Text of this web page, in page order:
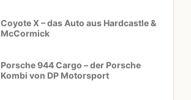
Coyote X – das Auto aus Hardcastle &
McCormick
Porsche 944 Cargo – der Porsche
Kombi von DP Motorsport